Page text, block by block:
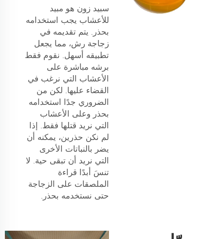
سبيد زون هو مبيد
للأعشاب يجب استخدامه
بحذر. يتم تقديمه في
زجاجة رش، مما يجعل
تطبيقه أسهل. نقوم فقط
برشه مباشرة على
الأعشاب التي نرغب في
القضاء عليها. لكن من
الضروري جدًا استخدامه
بحذر وعلى الأعشاب
التي نريد قتلها فقط. إذا
لم نكن حذرين، يمكنه أن
يضر بالنباتات الأخرى
التي نريد أن تبقى حية. لا
تنسَ أبدًا قراءة
الملصقات على الزجاجة
حتى نستخدمه بحذر.